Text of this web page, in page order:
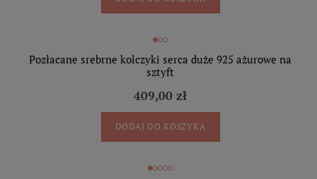
Pozłacane srebrne kolczyki serca duże 925 ażurowe na
sztyft
409,00 zł
DODAJ DO KOSZYKA